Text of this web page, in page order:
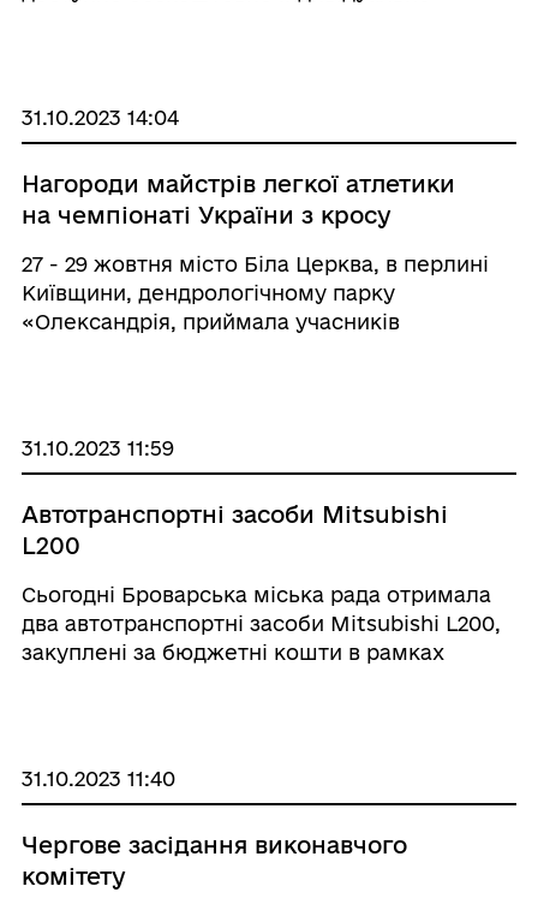
відновлення, конкурентосп ...
31.10.2023 14:04
Нагороди майстрів легкої атлетики
на чемпіонаті України з кросу
27 - 29 жовтня місто Біла Церква, в перлині
Київщини, дендрологічному парку
«Олександрія, приймала учасників
ДЮСШ та СДЮШОР, як ...
31.10.2023 11:59
Автотранспортні засоби Mitsubishi
L200
Сьогодні Броварська міська рада отримала
два автотранспортні засоби Mitsubishi L200,
закуплені за бюджетні кошти в рамках
оформлення усіх дозвільн ...
31.10.2023 11:40
Чергове засідання виконавчого
комітету